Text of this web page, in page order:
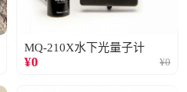
MQ-210X水下光量子计
¥0 ¥0